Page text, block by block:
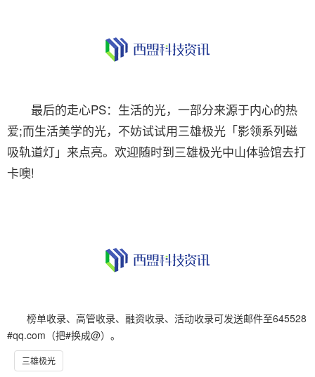
最后的走心PS：生活的光，一部分来源于内心的热
爱;而生活美学的光，不妨试试用三雄极光「影领系列磁
吸轨道灯」来点亮。欢迎随时到三雄极光中山体验馆去打
卡噢!
榜单收录、高管收录、融资收录、活动收录可发送邮件至645528
#qq.com（把#换成@）。
三雄极光